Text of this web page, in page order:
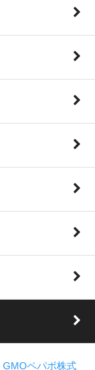
GMOペパボ株式